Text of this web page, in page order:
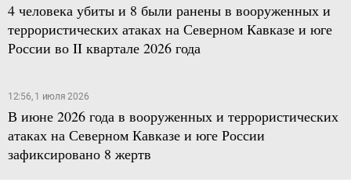
4 человека убиты и 8 были ранены в вооруженных и
террористических атаках на Северном Кавказе и юге
России во II квартале 2026 года
12:56, 1 июля 2026
В июне 2026 года в вооруженных и террористических
атаках на Северном Кавказе и юге России
зафиксировано 8 жертв